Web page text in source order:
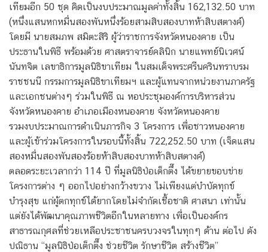
เทียมอีก 50 ชุด คิดเป็นงบประมาณมูลค่าทั้งสิ้น 162,132.50 บาท
(หนึ่งแสนหกหมื่นสองพันหนึ่งร้อยสามสิบสองบาทห้าสิบสตางค์)
โดยมี นายสมภพ สมิตะสิริ ผู้ว่าราชการจังหวัดหนองคาย เป็น
ประธานในพิธี พร้อมด้วย ศาสตราจารย์คลินิก นายแพทย์นิเวศน์
นันทจิต เลขาธิการมูลนิธิขาเทียม ในสมเด็จพระศรีนครินทราบรม
ราชชนนี กรรมการมูลนิธิขาเทียมฯ และผู้แทนจากหน่วยงานภาครัฐ
และเอกชนต่างๆ ร่วมในพิธี ณ หอประชุมองค์การบริหารส่วน
จังหวัดหนองคาย อำเภอเมืองหนองคาย จังหวัดหนองคาย
รวมงบประมาณการดำเนินภารกิจ 3 โครงการ เพื่อชาวหนองคาย
และผู้เข้าร่วมโครงการในรอบนี้ทั้งสิ้น 722,252.50 บาท (เจ็ดแสน
สองหมื่นสองพันสองร้อยห้าสิบสองบาทห้าสิบสตางค์)
ตลอดระยะเวลากว่า 114 ปี ที่มูลนิธิป่อเต็กตึ๊ง ได้ขยายขอบข่าย
โครงการต่าง ๆ ออกไปอย่างกว้างขวาง ไม่เพียงแต่บำบัดทุกข์
บำรุงสุข แก่ผู้ตกทุกข์ได้ยากโดยไม่จำกัดเชื้อชาติ ศาสนา เท่านั้น
แต่ยังได้พัฒนาคุณภาพชีวิตอีกในหลายทาง เพื่อเป็นองค์กร
สาธารณกุศลที่ช่วยเหลือประชาชนครบวงจรในทุกๆ ด้าน ต่อไป ดัง
ปณิธาน “มูลนิธิป่อเต็กตึ๊ง ช่วยชีวิต รักษาชีวิต สร้างชีวิต”